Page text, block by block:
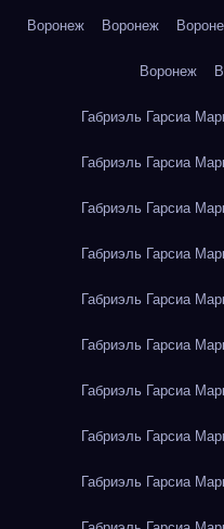
Воронеж Воронеж
Воронеж
Габриэль Гарсиа
Габриэль Гарсиа
Габриэль Гарсиа
Габриэль Гарсиа
Габриэль Гарсиа
Габриэль Гарсиа
Габриэль Гарсиа
Габриэль Гарсиа
Габриэль Гарсиа